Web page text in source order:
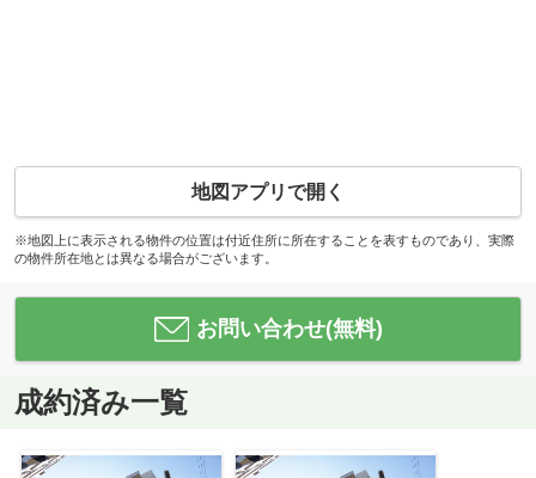
地図アプリで開く
※地図上に表示される物件の位置は付近住所に所在することを表すものであり、実際
の物件所在地とは異なる場合がございます。
お問い合わせ(無料)
成約済み一覧